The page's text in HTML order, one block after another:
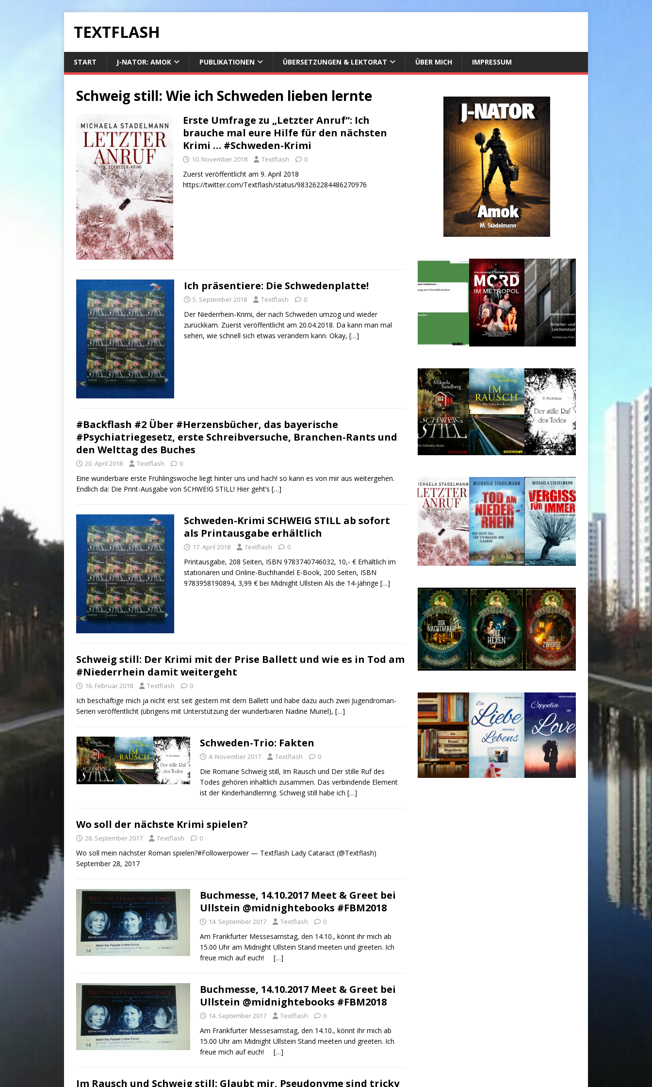
TEXTFLASH
START J-NATOR: AMOK PUBLIKATIONEN ÜBERSETZUNGEN & LEKTORAT ÜBER MICH IMPRESSUM
Schweig still: Wie ich Schweden lieben lernte
Erste Umfrage zu „Letzter Anruf“: Ich
brauche mal eure Hilfe für den nächsten
Krimi … #Schweden-Krimi
10. November 2018 Textflash 0
Zuerst veröffentlicht am 9. April 2018
https://twitter.com/Textflash/status/983262284486270976
Ich präsentiere: Die Schwedenplatte!
5. September 2018 Textflash 0
Der Niederrhein-Krimi, der nach Schweden umzog und wieder
zurückkam. Zuerst veröffentlicht am 20.04.2018. Da kann man mal
sehen, wie schnell sich etwas verändern kann. Okay, […]
#Backflash #2 Über #Herzensbücher, das bayerische
#Psychiatriegesetz, erste Schreibversuche, Branchen-Rants und
den Welttag des Buches
20. April 2018 Textflash 0
Eine wunderbare erste Frühlingswoche liegt hinter uns und hach! so kann es von mir aus weitergehen.
Endlich da: Die Print-Ausgabe von SCHWEIG STILL! Hier geht’s […]
Schweden-Krimi SCHWEIG STILL ab sofort
als Printausgabe erhältlich
17. April 2018 Textflash 0
Printausgabe, 208 Seiten, ISBN 9783740746032, 10,- € Erhältlich im
stationären und Online-Buchhandel E-Book, 200 Seiten, ISBN
9783958190894, 3,99 € bei Midnight Ullstein Als die 14-jährige […]
Schweig still: Der Krimi mit der Prise Ballett und wie es in Tod am
#Niederrhein damit weitergeht
16. Februar 2018 Textflash 0
Ich beschäftige mich ja nicht erst seit gestern mit dem Ballett und habe dazu auch zwei Jugendroman-
Serien veröffentlicht (übrigens mit Unterstützung der wunderbaren Nadine Muriel), […]
Schweden-Trio: Fakten
4. November 2017 Textflash 0
Die Romane Schweig still, Im Rausch und Der stille Ruf des
Todes gehören inhaltlich zusammen. Das verbindende Element
ist der Kinderhändlerring. Schweig still habe ich […]
Wo soll der nächste Krimi spielen?
28. September 2017 Textflash 0
Wo soll mein nächster Roman spielen?#Followerpower — Textflash Lady Cataract (@Textflash)
September 28, 2017
Buchmesse, 14.10.2017 Meet & Greet bei
Ullstein @midnightebooks #FBM2018
14. September 2017 Textflash 0
Am Frankfurter Messesamstag, den 14.10., könnt ihr mich ab
15.00 Uhr am Midnight Ullstein Stand meeten und greeten. Ich
freue mich auf euch! […]
Buchmesse, 14.10.2017 Meet & Greet bei
Ullstein @midnightebooks #FBM2018
14. September 2017 Textflash 0
Am Frankfurter Messesamstag, den 14.10., könnt ihr mich ab
15.00 Uhr am Midnight Ullstein Stand meeten und greeten. Ich
freue mich auf euch! […]
Im Rausch und Schweig still: Glaubt mir, Pseudonyme sind tricky